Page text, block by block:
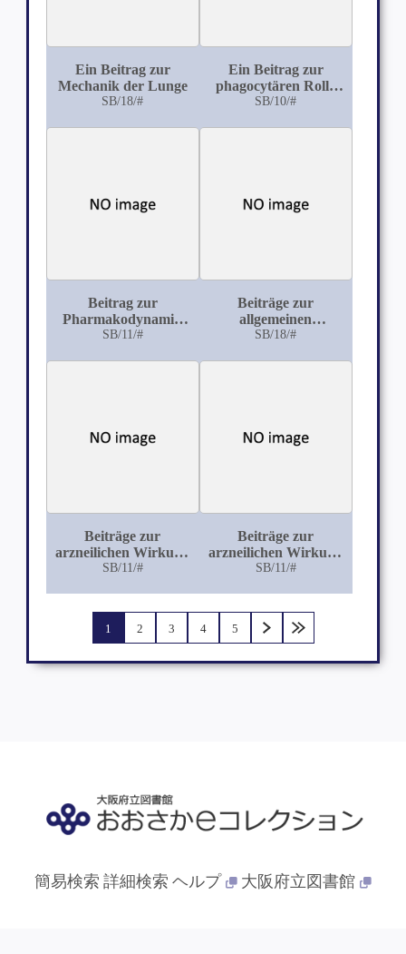
Ein Beitrag zur
Mechanik der Lunge
SB/18/#
Ein Beitrag zur
phagocytären Rolle
der Riesenzellen
SB/10/#
Beitrag zur
Pharmakodynamik
des
SB/11/#
Beiträge zur
allgemeinen
Nervenphysiologie
SB/18/#
Beiträge zur
arzneilichen Wirkung
des Phenocollum
SB/11/#
Beiträge zur
arzneilichen Wirkung
des Thiols
SB/11/#
1 2 3 4 5
簡易検索 詳細検索 ヘルプ 大阪府立図書館